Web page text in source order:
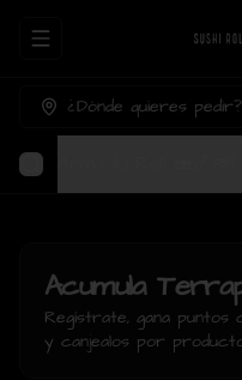
Abrir menu de navegación
¿Dónde quieres pedir?
Acumula
Regístrate, gana
y canjealos por